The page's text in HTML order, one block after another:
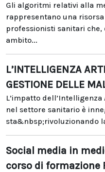
Gli algoritmi relativi alla
rappresentano una
professionisti sanitari
ambito...
L’INTELLIGENZA
GESTIONE DELLE
L’impatto
nel settore sanitario è
sta&nbsp;rivoluzionando
Social media in
corso di formazione